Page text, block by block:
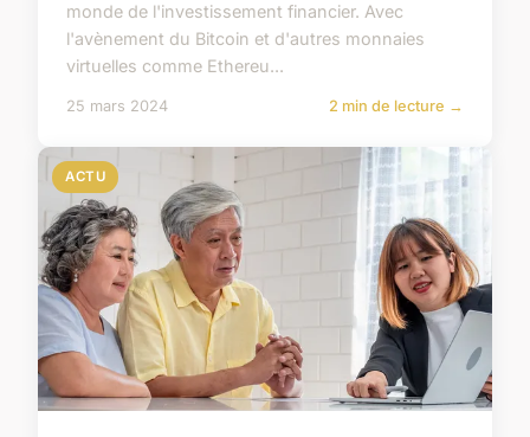
monde de l'investissement financier. Avec
l'avènement du Bitcoin et d'autres monnaies
virtuelles comme Ethereu...
25 mars 2024 2 min de lecture →
ACTU